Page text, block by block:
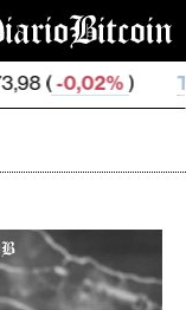
TRX0,326 708 (